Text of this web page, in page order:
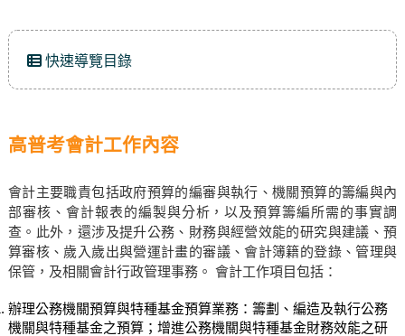
快速導覽目錄
高普考會計工作內容
會計主要職責包括政府預算的編審與執行、機關預算的籌編與內
部審核、會計報表的編製與分析，以及預算籌編所需的事實調
查。此外，還涉及提升公務、財務與經營效能的研究與建議、預
算審核、歲入歲出與營運計畫的審議、會計簿籍的登錄、管理與
保管，及相關會計行政管理事務。 會計工作項目包括：
辦理公務機關預算與特種基金預算業務：籌劃、編造及執行公務
機關與特種基金之預算；增進公務機關與特種基金財務效能之研